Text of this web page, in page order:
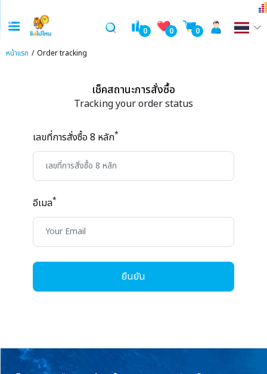
0 0 0
หน้าแรก Order tracking
เช็คสถานะการสั่งซื้อ
Tracking your order status
เลขที่การสั่งซื้อ 8 หลัก*
อีเมล*
ยืนยัน